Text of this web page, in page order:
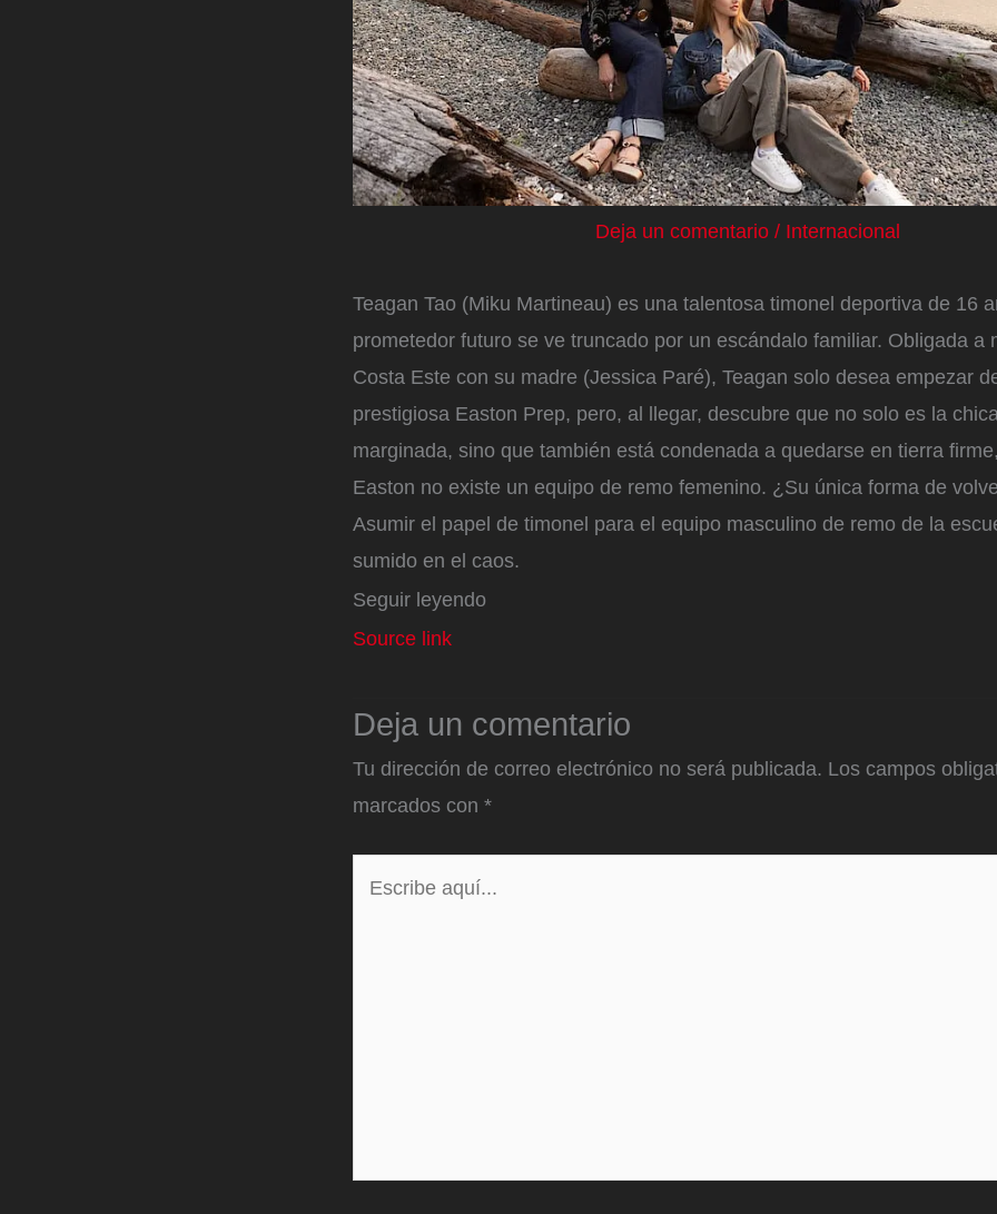
Deja un comentario / Internacional
Teagan Tao (Miku Martineau) es una talentosa timonel deportiva de 16
prometedor futuro se ve truncado por un escándalo familiar. Obligada a
Costa Este con su madre (Jessica Paré), Teagan solo desea empezar
prestigiosa Easton Prep, pero, al llegar, descubre que no solo es la
marginada, sino que también está condenada a quedarse en tierra
Easton no existe un equipo de remo femenino. ¿Su única forma de
Asumir el papel de timonel para el equipo masculino de remo de la
sumido en el caos.
Seguir leyendo
Source link
Deja un comentario
Tu dirección de correo electrónico no será publicada. Los campos
marcados con *